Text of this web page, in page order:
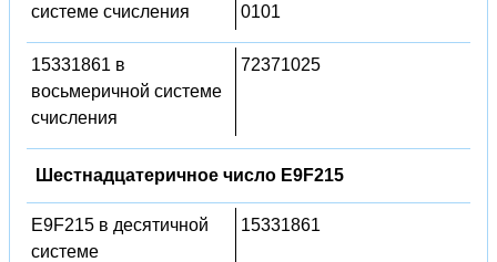
системе счисления
0101
15331861 в
восьмеричной системе
счисления
72371025
Шестнадцатеричное число E9F215
E9F215 в десятичной
системе
15331861